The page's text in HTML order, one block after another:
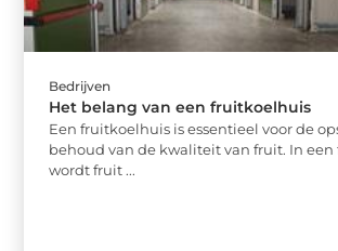
Bedrijven
Het belang van een fruitkoelhuis
Een fruitkoelhuis is essentieel voor de
behoud van de kwaliteit van fruit. In
wordt fruit ...